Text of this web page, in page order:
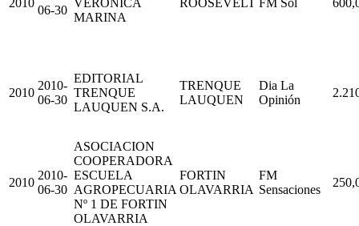
2010
06-30
VERONICA
MARINA
ROOSEVELT FM Sol
2010
2010-
06-30
EDITORIAL
TRENQUE
LAUQUEN S.A.
TRENQUE
LAUQUEN
Dia La
Opinión
2010
2010-
06-30
ASOCIACION
COOPERADORA
ESCUELA
AGROPECUARIA
Nº 1 DE FORTIN
OLAVARRIA
FORTIN
OLAVARRIA
FM
Sensaciones